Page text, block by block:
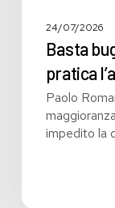
24/07/2026
Basta
pratica
Paolo
impedito la